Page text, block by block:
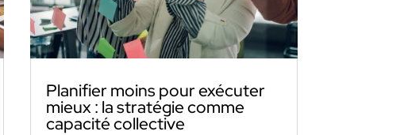
Planifier moins pour exécuter
mieux : la stratégie comme
capacité collective